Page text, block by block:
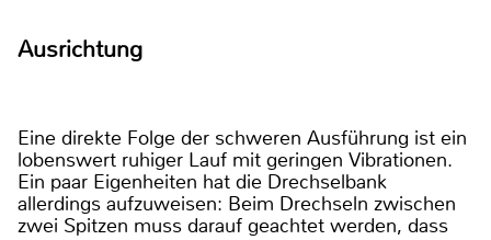
Ausrichtung
Eine direkte Folge der schweren Ausführung ist ein
lobenswert ruhiger Lauf mit geringen Vibrationen.
Ein paar Eigenheiten hat die Drechselbank
allerdings aufzuweisen: Beim Drechseln zwischen
zwei Spitzen muss darauf geachtet werden, dass